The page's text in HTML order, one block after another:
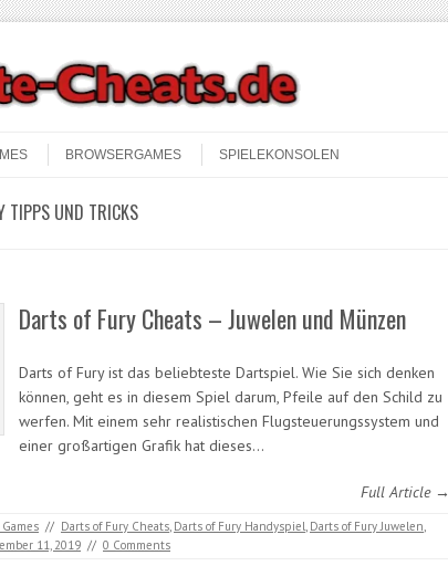
BROWSERGAMES SPIELEKONSOLEN
TIPPS UND TRICKS
Darts of Fury Cheats – Juwelen und Münzen
Darts of Fury ist das beliebteste Dartspiel. Wie Sie sich denken
können, geht es in diesem Spiel darum, Pfeile auf den Schild zu
werfen. Mit einem sehr realistischen Flugsteuerungssystem und
einer großartigen Grafik hat dieses…
Full Article →
// Darts of Fury Cheats Darts of Fury Handyspiel Darts of Fury Juwelen
11, 2019 // 0 Comments